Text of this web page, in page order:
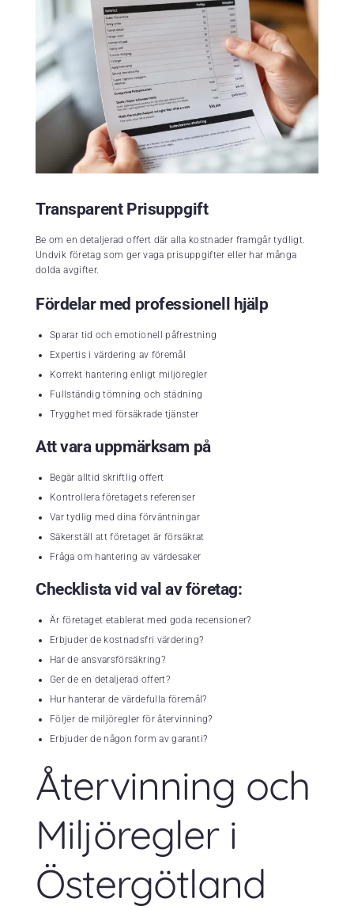
Transparent Prisuppgift
Be om en detaljerad offert där alla kostnader framgår tydligt.
Undvik företag som ger vaga prisuppgifter eller har många
dolda avgifter.
Fördelar med professionell hjälp
Sparar tid och emotionell påfrestning
Expertis i värdering av föremål
Korrekt hantering enligt miljöregler
Fullständig tömning och städning
Trygghet med försäkrade tjänster
Att vara uppmärksam på
Begär alltid skriftlig offert
Kontrollera företagets referenser
Var tydlig med dina förväntningar
Säkerställ att företaget är försäkrat
Fråga om hantering av värdesaker
Checklista vid val av företag:
Är företaget etablerat med goda recensioner?
Erbjuder de kostnadsfri värdering?
Har de ansvarsförsäkring?
Ger de en detaljerad offert?
Hur hanterar de värdefulla föremål?
Följer de miljöregler för återvinning?
Erbjuder de någon form av garanti?
Återvinning och
Miljöregler i
Östergötland